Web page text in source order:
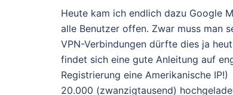
Heute kam ich endlich dazu Google
alle Benutzer offen. Zwar muss man
VPN-Verbindungen dürfte dies ja
findet sich eine gute Anleitung auf
Registrierung eine Amerikanische
20.000 (zwanzigtausend)